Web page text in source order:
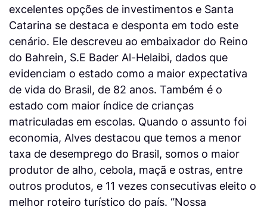
excelentes opções de investimentos e Santa
Catarina se destaca e desponta em todo este
cenário. Ele descreveu ao embaixador do Reino
do Bahrein, S.E Bader Al-Helaibi, dados que
evidenciam o estado como a maior expectativa
de vida do Brasil, de 82 anos. Também é o
estado com maior índice de crianças
matriculadas em escolas. Quando o assunto foi
economia, Alves destacou que temos a menor
taxa de desemprego do Brasil, somos o maior
produtor de alho, cebola, maçã e ostras, entre
outros produtos, e 11 vezes consecutivas eleito o
melhor roteiro turístico do país. “Nossa